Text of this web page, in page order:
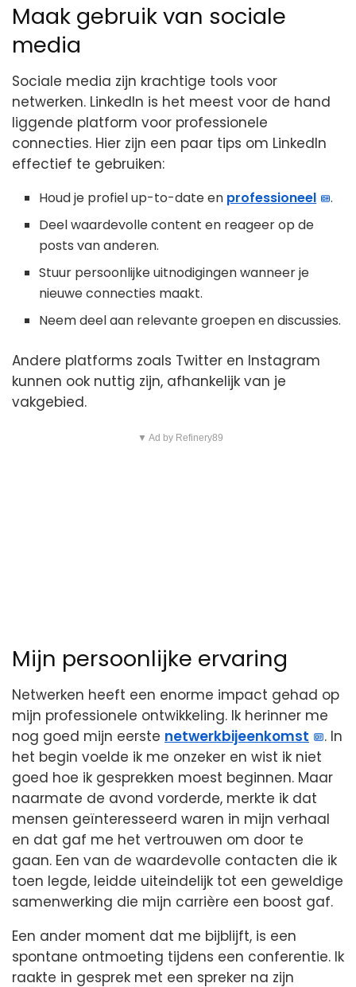
Maak gebruik van sociale
media
Sociale media zijn krachtige tools voor
netwerken. LinkedIn is het meest voor de hand
liggende platform voor professionele
connecties. Hier zijn een paar tips om LinkedIn
effectief te gebruiken:
Houd je profiel up-to-date en professioneel
.
Deel waardevolle content en reageer op de
posts van anderen.
Stuur persoonlijke uitnodigingen wanneer je
nieuwe connecties maakt.
Neem deel aan relevante groepen en discussies.
Andere platforms zoals Twitter en Instagram
kunnen ook nuttig zijn, afhankelijk van je
vakgebied.
▼ Ad by Refinery89
Mijn persoonlijke ervaring
Netwerken heeft een enorme impact gehad op
mijn professionele ontwikkeling. Ik herinner me
nog goed mijn eerste netwerkbijeenkomst
. In
het begin voelde ik me onzeker en wist ik niet
goed hoe ik gesprekken moest beginnen. Maar
naarmate de avond vorderde, merkte ik dat
mensen geïnteresseerd waren in mijn verhaal
en dat gaf me het vertrouwen om door te
gaan. Een van de waardevolle contacten die ik
toen legde, leidde uiteindelijk tot een geweldige
samenwerking die mijn carrière een boost gaf.
Een ander moment dat me bijblijft, is een
spontane ontmoeting tijdens een conferentie. Ik
raakte in gesprek met een spreker na zijn